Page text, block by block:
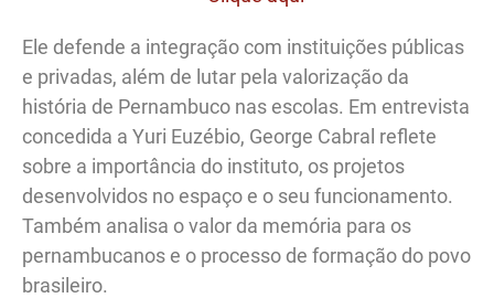
Ele defende a integração com instituições públicas
e privadas, além de lutar pela valorização da
história de Pernambuco nas escolas. Em entrevista
concedida a Yuri Euzébio, George Cabral reflete
sobre a importância do instituto, os projetos
desenvolvidos no espaço e o seu funcionamento.
Também analisa o valor da memória para os
pernambucanos e o processo de formação do povo
brasileiro.